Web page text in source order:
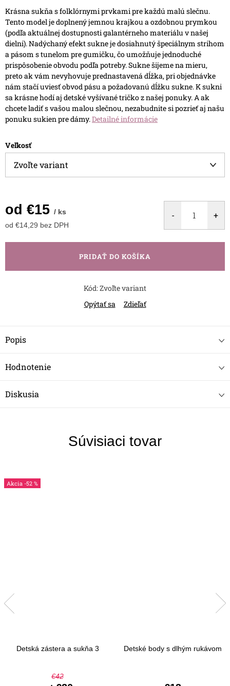
Krásna sukňa s folklórnymi prvkami pre každú malú slečnu.
Tento model je doplnený jemnou krajkou a ozdobnou prymkou
(podľa aktuálnej dostupnosti galantérneho materiálu v našej
dielni). Nadýchaný efekt sukne je dosiahnutý špeciálnym strihom
a pásom s tunelom pre gumičku, čo umožňuje jednoduché
prispôsobenie obvodu podľa potreby.Sukne šijeme na mieru,
preto ak vám nevyhovuje prednastavená dĺžka, pri objednávke
nám stačí uviesť obvod pásu a požadovanú dĺžku sukne.K sukni
sa krásne hodí aj detské vyšívané tričko z našej ponuky. A ak
chcete ladiť s vašou malou slečnou, nezabudnite si pozrieť aj našu
ponuku sukien pre dámy.Detailné informácie
Veľkosť
od €15 / ks
od €14,29 bez DPH
cena:
PRIDAŤ DO KOŠÍKA
Kód:Zvoľte variant
Opýtať sa
Zdieľať
Popis
Hodnotenie
Diskusia
Súvisiaci tovar
-52 %
Detská zástera a sukňa 3
€42
Detské body s dlhým rukávom